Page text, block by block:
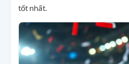
tốt nhất.